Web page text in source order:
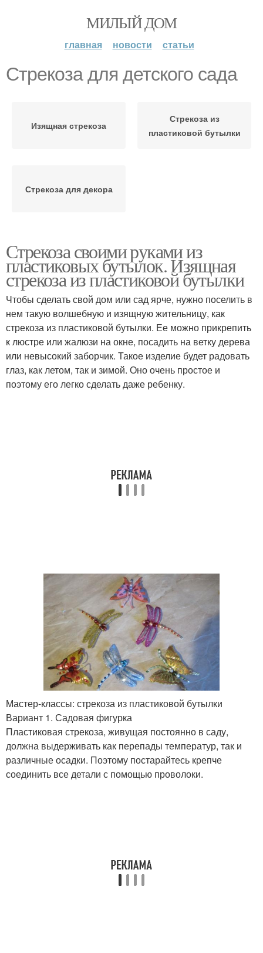
МИЛЫЙ ДОМ
главная новости статьи
Стрекоза для детского сада
Изящная стрекоза
Стрекоза из
пластиковой бутылки
Стрекоза для декора
Стрекоза своими руками из
пластиковых бутылок. Изящная
стрекоза из пластиковой бутылки
Чтобы сделать свой дом или сад ярче, нужно поселить в
нем такую волшебную и изящную жительницу, как
стрекоза из пластиковой бутылки. Ее можно прикрепить
к люстре или жалюзи на окне, посадить на ветку дерева
или невысокий заборчик. Такое изделие будет радовать
глаз, как летом, так и зимой. Оно очень простое и
поэтому его легко сделать даже ребенку.
Мастер-классы: стрекоза из пластиковой бутылки
Вариант 1. Садовая фигурка
Пластиковая стрекоза, живущая постоянно в саду,
должна выдерживать как перепады температур, так и
различные осадки. Поэтому постарайтесь крепче
соединить все детали с помощью проволоки.